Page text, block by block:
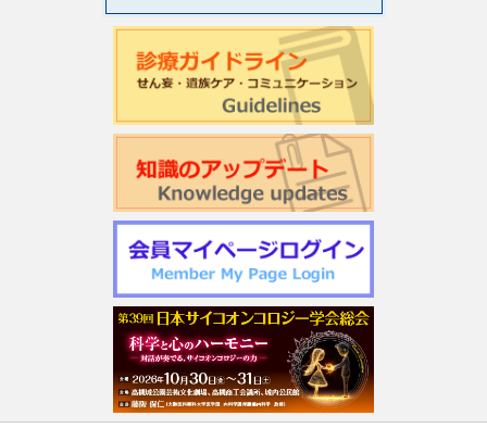
日本サイコオンコロジー学会「がん領域における認知行動
療法：基本スキル演習」研修会のご案内
2026年度学会開催CSTについて更新しました
第22回日本仏教看護・ビハーラ学会開催のお知らせ
第1回サイコオンコロジー×漢方 Webセミナー2026のご案内
令和7年度 日本がん相談研究会 第2回研修会開催のお知ら
週刊現代(3月2日号)精神腫瘍科特集記事について
「第5回せん妄対応プログラム研修会」開催について